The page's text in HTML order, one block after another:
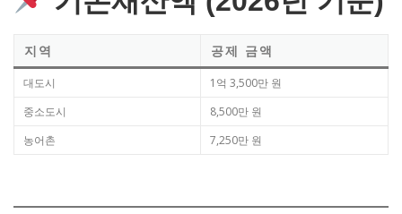
지역 공제 금액
대도시
1억 3,500만 원
중소도시
8,500만 원
농어촌
7,250만 원